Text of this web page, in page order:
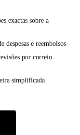
exactas sobre a
despesas e reembolsos
por correio
simplificada